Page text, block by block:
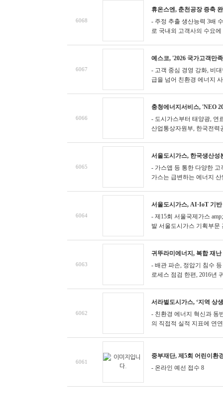
6068
휴온스엔, 춘천공장 증축
- 주정 추출 생산능력 3배
로 국내외 고객사의 수요
6067
예스코, '2026 국가고객만
- 고객 중심 경영 강화, 비
급을 넘어 친환경 에너지
6066
충청에너지서비스, 'NEO
- 도시가스부터 태양광, 연
산업통상자원부, 한국전력
6065
서울도시가스, 한국생산성
- 가스앱 등 통한 다양한
가스는 급변하는 에너지
6064
서울도시가스, AI·IoT 기
- 제15회 서울국제가스
발 서울도시가스 기획부문
6063
귀뚜라미에너지, 복합 재
- 배관 파손, 정압기 침수
로세스 점검 한편, 2016년
6062
서라벌도시가스, ‘지역 상
- 친환경 에너지 혁신과 동
의 직접적 실적 지표에 연
6061
중부재단, 제5회 어린이환
- 온라인 예선 접수 8